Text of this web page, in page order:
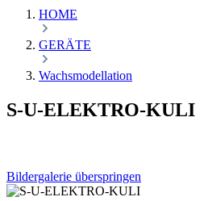
HOME
GERÄTE
Wachsmodellation
S-U-ELEKTRO-KULI
Bildergalerie überspringen